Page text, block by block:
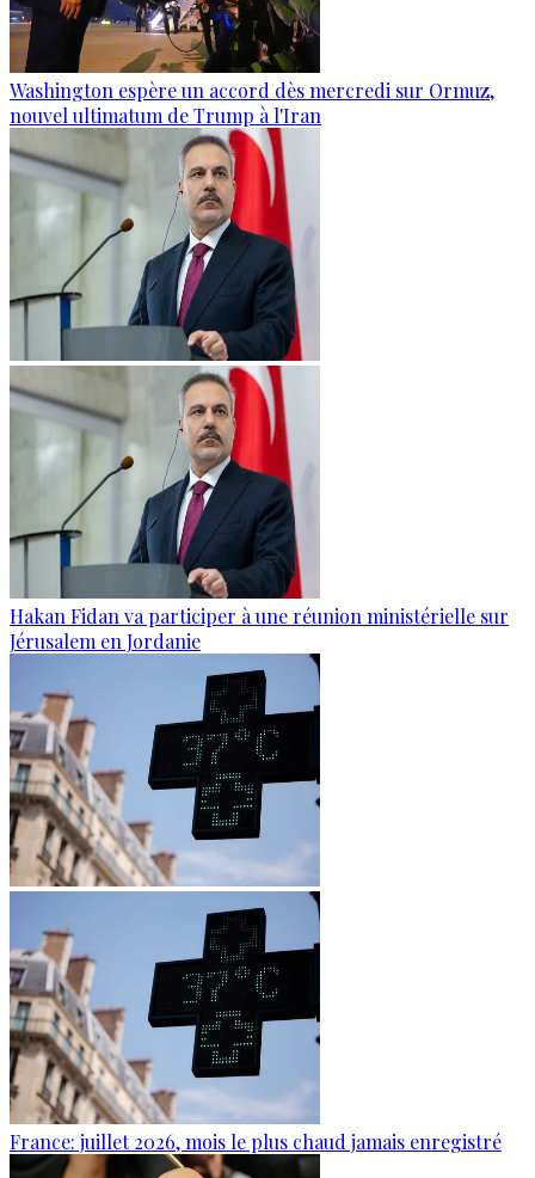
Washington espère un accord dès mercredi sur Ormuz,
nouvel ultimatum de Trump à l'Iran
Hakan Fidan va participer à une réunion ministérielle sur
Jérusalem en Jordanie
France: juillet 2026, mois le plus chaud jamais enregistré